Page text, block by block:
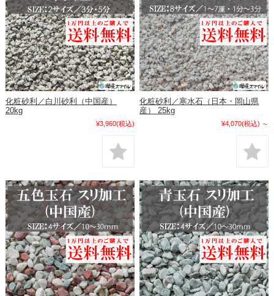
化粧砂利／白川砂利（中国産）
20kg
¥3,960(税込)
化粧砂利／寒水石（日本・岡山県
産） 25kg
¥4,070(税込) ～